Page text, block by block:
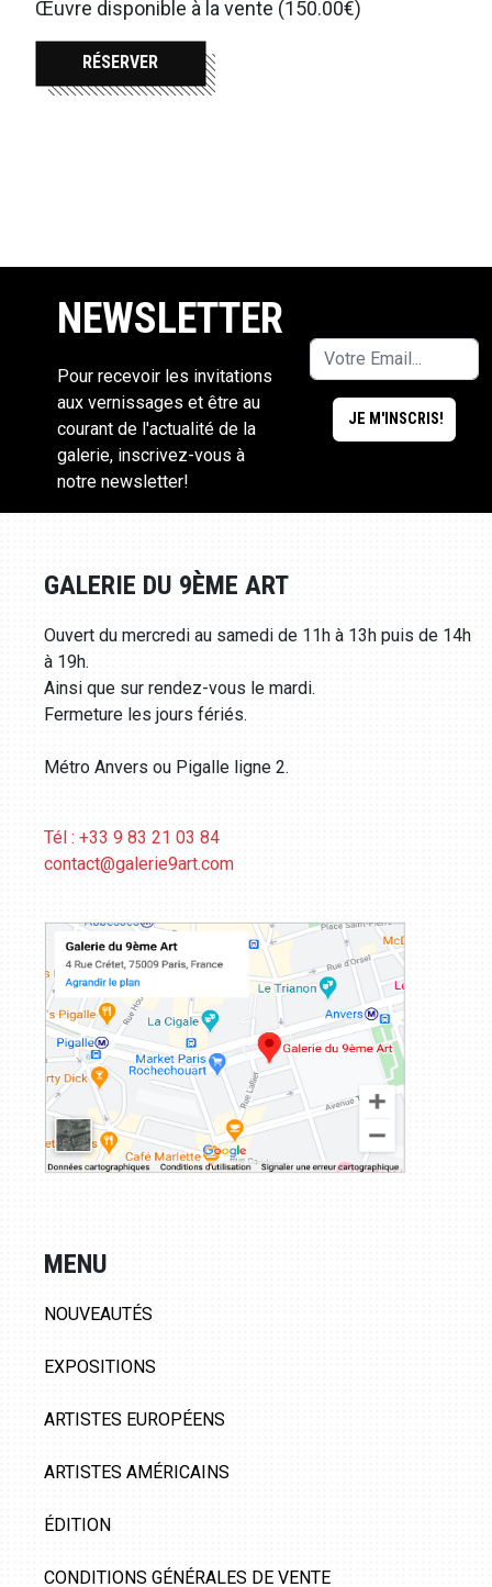
Œuvre disponible à la vente (150.00€)
RÉSERVER
NEWSLETTER
Pour recevoir les invitations
aux vernissages et être au
courant de l'actualité de la
galerie, inscrivez-vous à
notre newsletter!
GALERIE DU 9ÈME ART
Ouvert du mercredi au samedi de 11h à 13h puis de 14h
à 19h.
Ainsi que sur rendez-vous le mardi.
Fermeture les jours fériés.
Métro Anvers ou Pigalle ligne 2.
Tél : +33 9 83 21 03 84
contact@galerie9art.com
MENU
NOUVEAUTÉS
EXPOSITIONS
ARTISTES EUROPÉENS
ARTISTES AMÉRICAINS
ÉDITION
CONDITIONS GÉNÉRALES DE VENTE